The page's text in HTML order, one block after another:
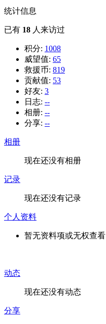
统计信息
已有 18 人来访过
积分: 1008
威望值: 65
救援币: 819
贡献值: 53
好友: 3
日志: --
相册: --
分享: --
相册
现在还没有相册
记录
现在还没有记录
个人资料
暂无资料项或无权查看
动态
现在还没有动态
分享